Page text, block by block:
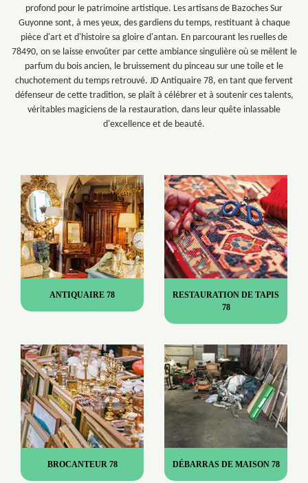
profond pour le patrimoine artistique. Les artisans de Bazoches Sur
Guyonne sont, à mes yeux, des gardiens du temps, restituant à chaque
pièce d'art et d'histoire sa gloire d'antan. En parcourant les ruelles de
78490, on se laisse envoûter par cette ambiance singulière où se mêlent le
parfum du bois ancien, le bruissement du pinceau sur une toile et le
chuchotement du temps retrouvé. JD Antiquaire 78, en tant que fervent
défenseur de cette tradition, se plaît à célébrer et à soutenir ces talents,
véritables magiciens de la restauration, dans leur quête inlassable
d'excellence et de beauté.
ANTIQUAIRE 78
RESTAURATION DE TAPIS
78
BROCANTEUR 78 DÉBARRAS DE MAISON 78